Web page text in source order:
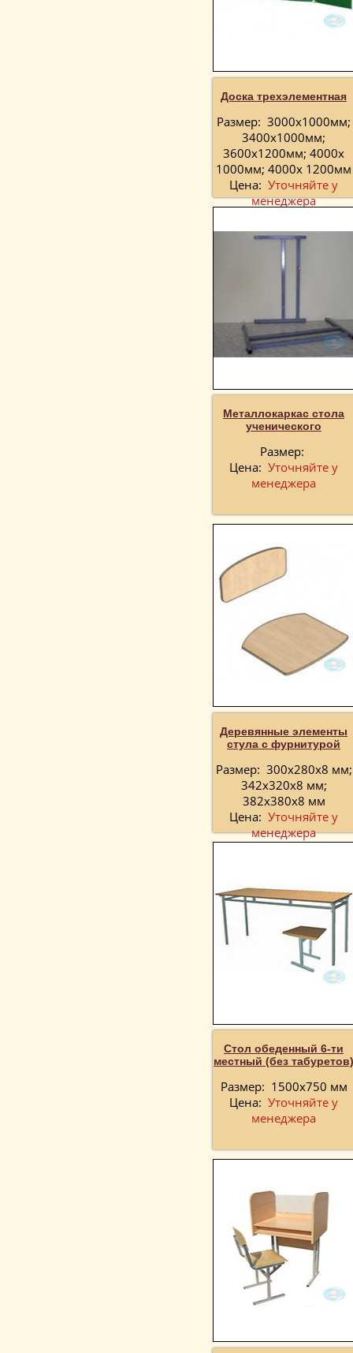
Доска трехэлементная
Размер: 3000х1000мм;
3400х1000мм;
3600х1200мм; 4000х
1000мм; 4000х 1200мм
Цена: Уточняйте у
менеджера
Металлокаркас стола
ученического
Размер:
Цена: Уточняйте у
менеджера
Деревянные элементы
стула с фурнитурой
Размер: 300х280х8 мм;
342х320х8 мм;
382х380х8 мм
Цена: Уточняйте у
менеджера
Стол обеденный 6-ти
местный (без табуретов)
Размер: 1500х750 мм
Цена: Уточняйте у
менеджера